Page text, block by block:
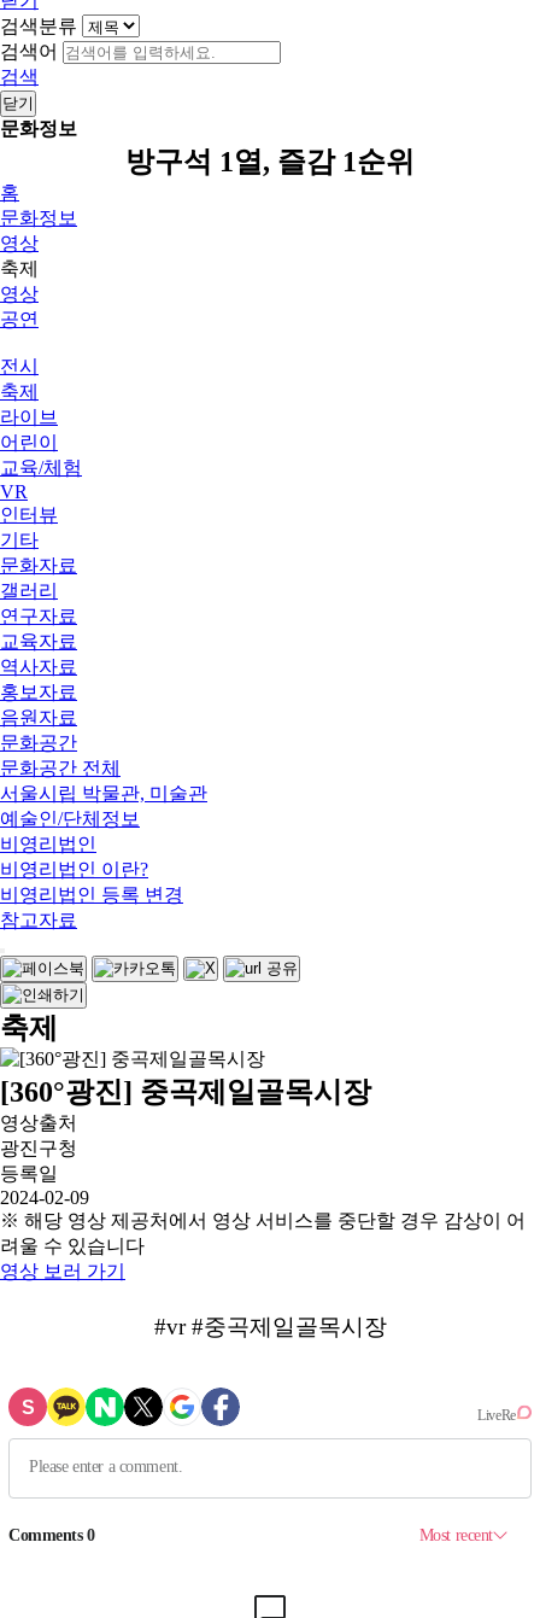
검색분류
검색어
검색
닫기
문화정보
방구석 1열, 즐감 1순위
홈
문화정보
영상
축제
영상
공연
전시
축제
라이브
어린이
교육/체험
VR
인터뷰
기타
문화자료
갤러리
연구자료
교육자료
역사자료
홍보자료
음원자료
문화공간
문화공간 전체
서울시립 박물관, 미술관
예술인/단체정보
비영리법인
비영리법인 이란?
비영리법인 등록 변경
참고자료
축제
[360°광진] 중곡제일골목시장
영상출처
광진구청
등록일
2024-02-09
※ 해당 영상 제공처에서 영상 서비스를 중단할 경우 감상이 어
려울 수 있습니다
영상 보러 가기
#vr #중곡제일골목시장